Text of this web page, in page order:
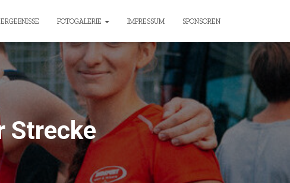
ERGEBNISSE FOTOGALERIE IMPRESSUM SPONSOREN
Strecke